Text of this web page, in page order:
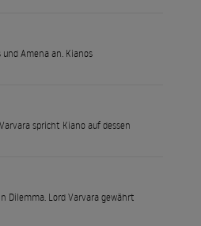
Amena an. Kianos
spricht Kiano auf dessen
Dilemma. Lord Varvara gewährt